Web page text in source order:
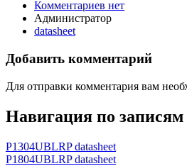
Комментариев нет
Администратор
datasheet
Добавить комментарий
Для отправки комментария вам
Навигация по записям
P1304UBLRP datasheet
P1804UBLRP datasheet